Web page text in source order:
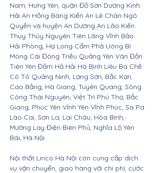
Nam, Hưng Yên, quận Đồ Sơn Dương Kinh
Hải An Hồng Bàng Kiến An Lê Chân Ngô
Quyền và huyện An Dương An Lão Kiến
Thụy Thủy Nguyên Tiên Lãng Vĩnh Bảo
Hải Phòng, Hạ Long Cẩm Phả Uông Bí
Móng Cái Đông Triều Quảng Yên Vân Đồn
Tiên Yên Đầm Hả Hải Hà Bình Liêu Ba Chẽ
Cô Tô Quảng Ninh, Lạng Sơn, Bắc Kạn,
Cao Bằng, Hà Giang, Tuyên Quang, Sông
Công Thái Nguyên, Việt Trì Phú Thọ, Bắc
Giang, Phúc Yên Vĩnh Yên Vĩnh Phúc, Sa Pa
Lào Cai, Sơn La, Lai Châu, Hòa Bình,
Mường Lay Điện Biên Phủ, Nghĩa Lộ Yên
Bái, Hà Nội.
Nội thất Linco Hà Nội còn cung cấp dịch
vụ vận chuyển, giao hàng với chi phí, cước